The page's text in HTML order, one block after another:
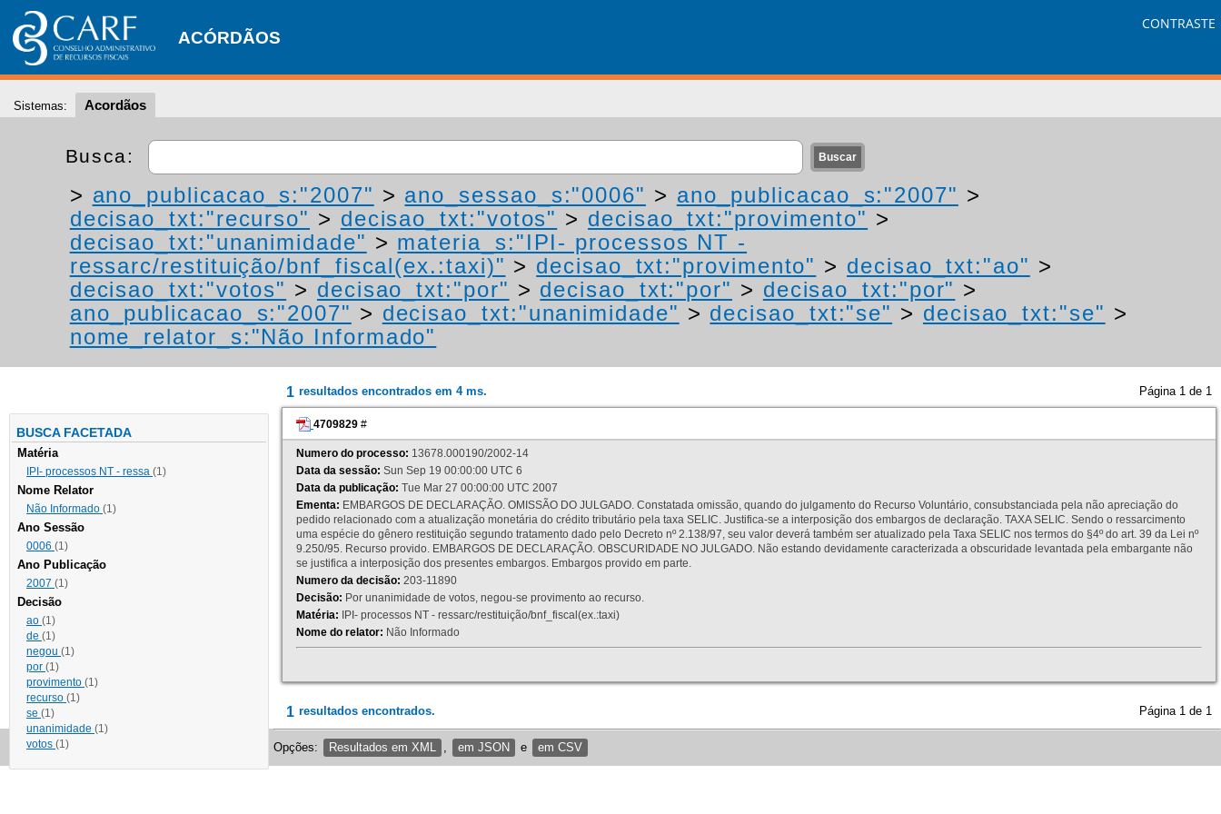
ACÓRDÃOS
CONTRASTE
Sistemas: Acordãos
Busca:
> ano_publicacao_s:"2007" > ano_sessao_s:"0006" > ano_publicacao_s:"2007" >
decisao_txt:"recurso" > decisao_txt:"votos" > decisao_txt:"provimento" >
decisao_txt:"unanimidade" > materia_s:"IPI- processos NT -
ressarc/restituição/bnf_fiscal(ex.:taxi)" > decisao_txt:"provimento" > decisao_txt:"ao" >
decisao_txt:"votos" > decisao_txt:"por" > decisao_txt:"por" > decisao_txt:"por" >
ano_publicacao_s:"2007" > decisao_txt:"unanimidade" > decisao_txt:"se" > decisao_txt:"se" >
nome_relator_s:"Não Informado"
BUSCA FACETADA
Matéria
IPI- processos NT - ressa (1)
Nome Relator
Não Informado (1)
Ano Sessão
0006 (1)
Ano Publicação
2007 (1)
Decisão
ao (1)
de (1)
negou (1)
por (1)
provimento (1)
recurso (1)
se (1)
unanimidade (1)
votos (1)
1 resultados encontrados em 4 ms. Página 1 de 1
4709829 #
Numero do processo: 13678.000190/2002-14
Data da sessão: Sun Sep 19 00:00:00 UTC 6
Data da publicação: Tue Mar 27 00:00:00 UTC 2007
Ementa: EMBARGOS DE DECLARAÇÃO. OMISSÃO DO JULGADO. Constatada omissão, quando do julgamento do Recurso Voluntário, consubstanciada pela não apreciação do
pedido relacionado com a atualização monetária do crédito tributário pela taxa SELIC. Justifica-se a interposição dos embargos de declaração. TAXA SELIC. Sendo o ressarcimento
uma espécie do gênero restituição segundo tratamento dado pelo Decreto nº 2.138/97, seu valor deverá também ser atualizado pela Taxa SELIC nos termos do §4º do art. 39 da Lei nº
9.250/95. Recurso provido. EMBARGOS DE DECLARAÇÃO. OBSCURIDADE NO JULGADO. Não estando devidamente caracterizada a obscuridade levantada pela embargante não
se justifica a interposição dos presentes embargos. Embargos provido em parte.
Numero da decisão: 203-11890
Decisão: Por unanimidade de votos, negou-se provimento ao recurso.
Matéria: IPI- processos NT - ressarc/restituição/bnf_fiscal(ex.:taxi)
Nome do relator: Não Informado
1 resultados encontrados. Página 1 de 1
Opções: Resultados em XML em JSON e em CSV